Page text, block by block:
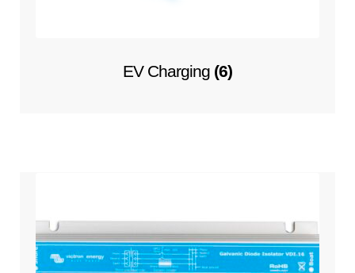
EV Charging (6)